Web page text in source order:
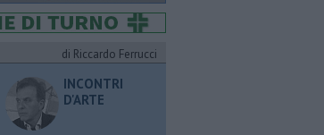
di Riccardo Ferrucci
INCONTRI
D'ARTE